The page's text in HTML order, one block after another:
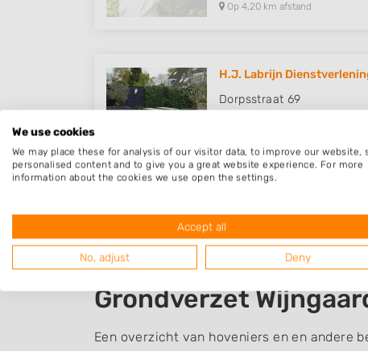
Op 4,20 km afstand
H.J. Labrijn
Dorpsstraat 69
Op 4,44 km afstand
Grondverzet
Een overzicht van hoveniers en en andere
We use cookies
We may place these for analysis of our visitor data, to improve our website,
personalised content and to give you a great website experience. For more
information about the cookies we use open the settings.
Accept all
No, adjust Deny